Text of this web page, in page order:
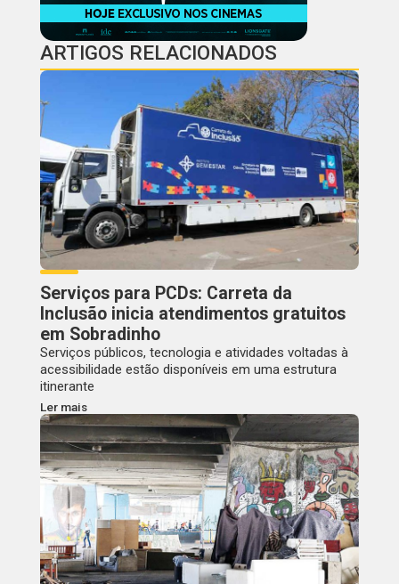
ARTIGOS RELACIONADOS
Serviços para PCDs: Carreta da
Inclusão inicia atendimentos gratuitos
em Sobradinho
Serviços públicos, tecnologia e atividades voltadas à
acessibilidade estão disponíveis em uma estrutura
itinerante
Ler mais